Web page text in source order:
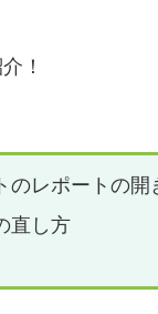
！
のレポートの開
直し方